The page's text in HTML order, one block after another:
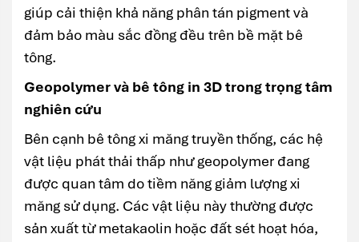
giúp cải thiện khả năng phân tán pigment và
đảm bảo màu sắc đồng đều trên bề mặt bê
tông.
Geopolymer và bê tông in 3D trong trọng tâm
nghiên cứu
Bên cạnh bê tông xi măng truyền thống, các hệ
vật liệu phát thải thấp như geopolymer đang
được quan tâm do tiềm năng giảm lượng xi
măng sử dụng. Các vật liệu này thường được
sản xuất từ metakaolin hoặc đất sét hoạt hóa,